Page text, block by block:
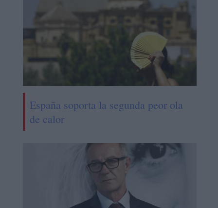
España soporta la segunda peor ola
de calor